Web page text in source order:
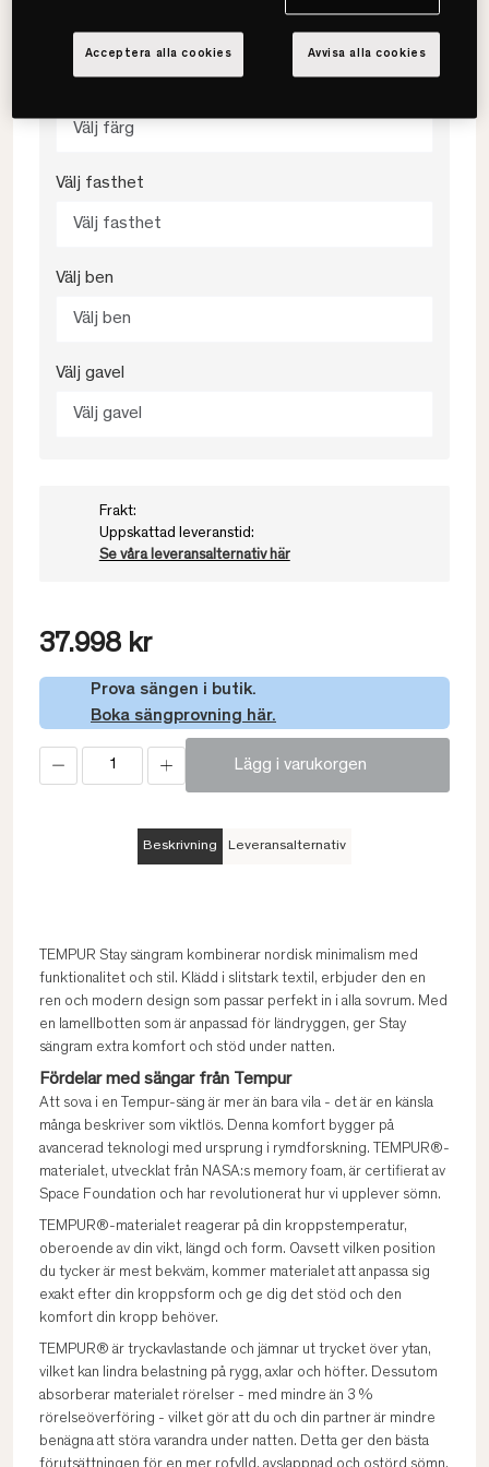
Välj storlek
Välj färg
Välj fasthet
Välj fasthet
Välj ben
Välj ben
Välj gavel
Välj gavel
Frakt:
Uppskattad leveranstid:
Se våra leveransalternativ här
37.998 kr
Prova sängen i butik.
Boka sängprovning här.
Lägg i varukorgen
Beskrivning Leveransalternativ
TEMPUR Stay sängram kombinerar nordisk minimalism med
funktionalitet och stil. Klädd i slitstark textil, erbjuder den en
ren och modern design som passar perfekt in i alla sovrum. Med
en lamellbotten som är anpassad för ländryggen, ger Stay
sängram extra komfort och stöd under natten.
Fördelar med sängar från Tempur
Att sova i en Tempur-säng är mer än bara vila - det är en känsla
många beskriver som viktlös. Denna komfort bygger på
avancerad teknologi med ursprung i rymdforskning. TEMPUR®-
materialet, utvecklat från NASA:s memory foam, är certifierat av
Space Foundation och har revolutionerat hur vi upplever sömn.
TEMPUR®-materialet reagerar på din kroppstemperatur,
oberoende av din vikt, längd och form. Oavsett vilken position
du tycker är mest bekväm, kommer materialet att anpassa sig
exakt efter din kroppsform och ge dig det stöd och den
komfort din kropp behöver.
TEMPUR® är tryckavlastande och jämnar ut trycket över ytan,
vilket kan lindra belastning på rygg, axlar och höfter. Dessutom
absorberar materialet rörelser - med mindre än 3 %
rörelseöverföring - vilket gör att du och din partner är mindre
benägna att störa varandra under natten. Detta ger den bästa
Avvisa alla cookies
Acceptera alla cookies